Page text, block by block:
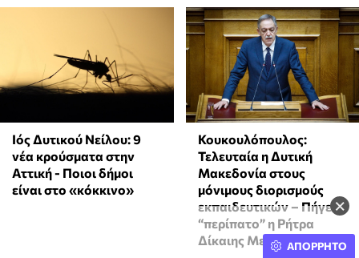
×
Ιός Δυτικού Νείλου: 9
νέα κρούσματα στην
Αττική - Ποιοι δήμοι
είναι στο «κόκκινο»
Κουκουλόπουλος:
Τελευταία η Δυτική
Μακεδονία στους
μόνιμους διορισμούς
εκπαιδευτικών – Πήγε
“περίπατο” η Ρήτρα
Δίκαιης ΜετάβασηςΑΠΟΡΡΗΤΟ